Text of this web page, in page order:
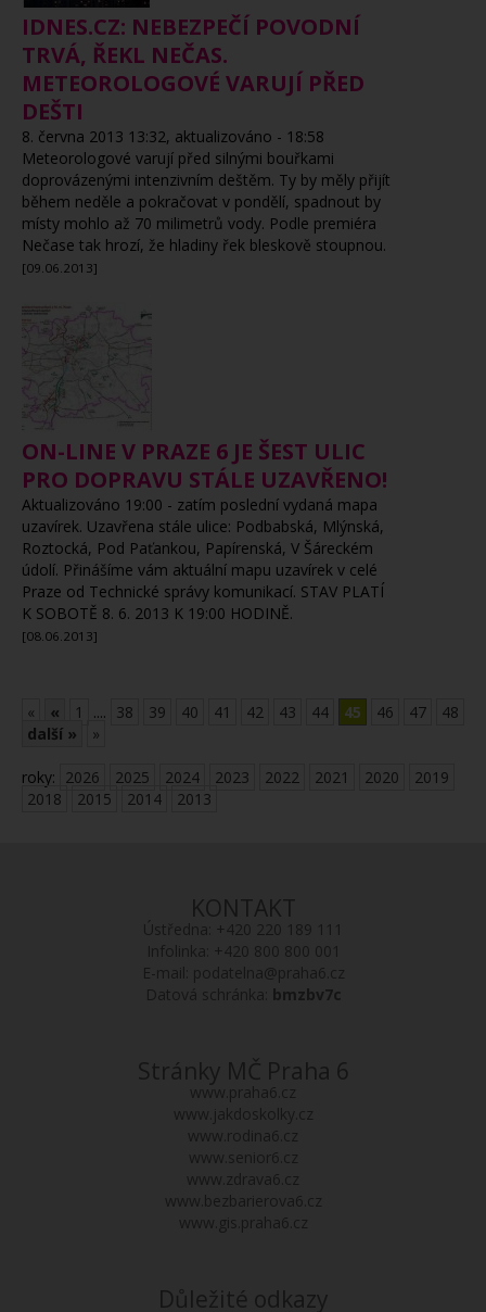
IDNES.CZ: NEBEZPEČÍ POVODNÍ
TRVÁ, ŘEKL NEČAS.
METEOROLOGOVÉ VARUJÍ PŘED
DEŠTI
8. června 2013 13:32, aktualizováno - 18:58
Meteorologové varují před silnými bouřkami
doprovázenými intenzivním deštěm. Ty by měly přijít
během neděle a pokračovat v pondělí, spadnout by
místy mohlo až 70 milimetrů vody. Podle premiéra
Nečase tak hrozí, že hladiny řek bleskově stoupnou.
[09.06.2013]
ON-LINE V PRAZE 6 JE ŠEST ULIC
PRO DOPRAVU STÁLE UZAVŘENO!
Aktualizováno 19:00 - zatím poslední vydaná mapa
uzavírek. Uzavřena stále ulice: Podbabská, Mlýnská,
Roztocká, Pod Paťankou, Papírenská, V Šáreckém
údolí. Přinášíme vám aktuální mapu uzavírek v celé
Praze od Technické správy komunikací. STAV PLATÍ
K SOBOTĚ 8. 6. 2013 K 19:00 HODINĚ.
[08.06.2013]
« « 1 .... 38 39 40 41 42 43 44 45 46 47
48
další »
»
roky: 2026 2025 2024 2023 2022 2021 2020
2019
2018
2015 2014 2013
KONTAKT
Ústředna: +420 220 189 111
Infolinka: +420 800 800 001
E-mail: podatelna@praha6.cz
Datová schránka: bmzbv7c
Stránky MČ Praha 6
www.praha6.cz
www.jakdoskolky.cz
www.rodina6.cz
www.senior6.cz
www.zdrava6.cz
www.bezbarierova6.cz
www.gis.praha6.cz
Důležité odkazy